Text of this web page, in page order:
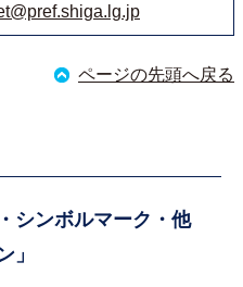
ページの先頭へ戻る
シンボルマーク・他
」